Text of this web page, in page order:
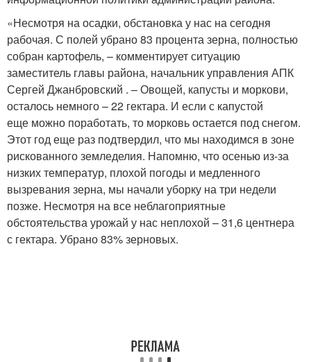
«Несмотря на осадки, обстановка у нас на сегодня
рабочая. С полей убрано 83 процента зерна, полностью
собран картофель, – комментирует ситуацию
заместитель главы района, начальник управления АПК
Сергей Джанбровский . – Овощей, капусты и моркови,
осталось немного – 22 гектара. И если с капустой
еще можно поработать, то морковь остается под снегом.
Этот год еще раз подтвердил, что мы находимся в зоне
рискованного земледелия. Напомню, что осенью из-за
низких температур, плохой погоды и медленного
вызревания зерна, мы начали уборку на три недели
позже. Несмотря на все неблагоприятные
обстоятельства урожай у нас неплохой – 31,6 центнера
с гектара. Убрано 83% зерновых.